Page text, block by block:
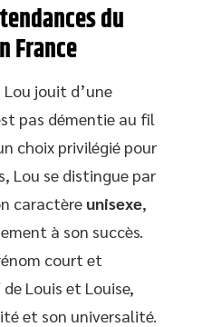
du
France
Lou jouit d’une
pas démentie au fil
choix privilégié pour
Lou se distingue par
caractère unisexe,
à son succès.
court et
Louis et Louise,
et son universalité.